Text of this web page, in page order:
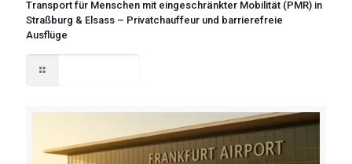
Transport für Menschen mit eingeschränkter Mobilität (PMR) in
Straßburg & Elsass – Privatchauffeur und barrierefreie
Ausflüge